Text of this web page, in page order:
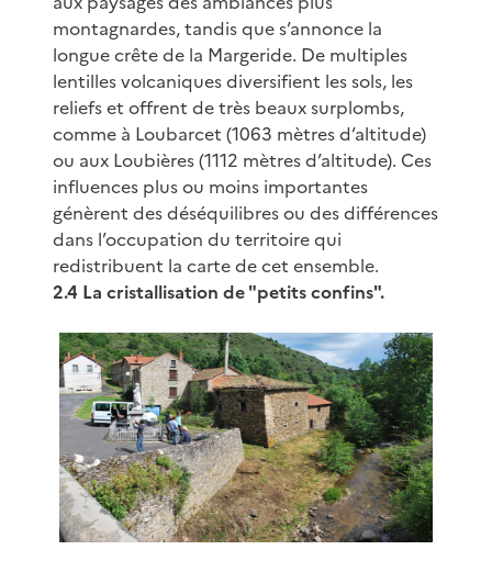
montagnardes, tandis que s’annonce la
longue crête de la Margeride. De multiples
lentilles volcaniques diversifient les sols, les
reliefs et offrent de très beaux surplombs,
comme à Loubarcet (1063 mètres d’altitude)
ou aux Loubières (1112 mètres d’altitude). Ces
influences plus ou moins importantes
génèrent des déséquilibres ou des différences
dans l’occupation du territoire qui
redistribuent la carte de cet ensemble.
2.4 La cristallisation de "petits confins".